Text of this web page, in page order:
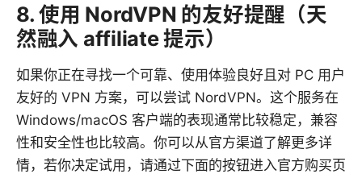
8. 使用 NordVPN 的友好提醒（天
然融入 affiliate 提示）
如果你正在寻找一个可靠、使用体验良好且对 PC 用户
友好的 VPN 方案，可以尝试 NordVPN。这个服务在
Windows/macOS 客户端的表现通常比较稳定，兼容
性和安全性也比较高。你可以从官方渠道了解更多详
情，若你决定试用，请通过下面的按钮进入官方购买页